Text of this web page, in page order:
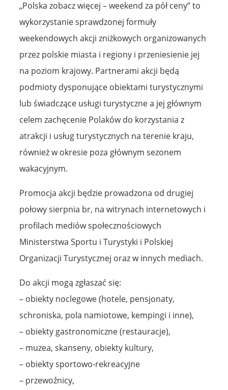
„Polska zobacz więcej – weekend za pół ceny” to
wykorzystanie sprawdzonej formuły
weekendowych akcji zniżkowych organizowanych
przez polskie miasta i regiony i przeniesienie jej
na poziom krajowy. Partnerami akcji będą
podmioty dysponujące obiektami turystycznymi
lub świadczące usługi turystyczne a jej głównym
celem zachęcenie Polaków do korzystania z
atrakcji i usług turystycznych na terenie kraju,
również w okresie poza głównym sezonem
wakacyjnym.
Promocja akcji będzie prowadzona od drugiej
połowy sierpnia br, na witrynach internetowych i
profilach mediów społecznościowych
Ministerstwa Sportu i Turystyki i Polskiej
Organizacji Turystycznej oraz w innych mediach.
Do akcji mogą zgłaszać się:
– obiekty noclegowe (hotele, pensjonaty,
schroniska, pola namiotowe, kempingi i inne),
– obiekty gastronomiczne (restauracje),
– muzea, skanseny, obiekty kultury,
– obiekty sportowo-rekreacyjne
– przewoźnicy,